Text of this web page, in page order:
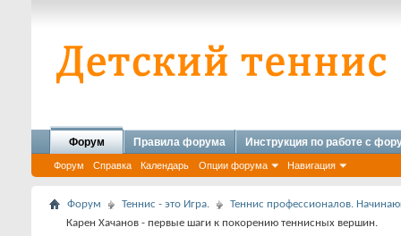
Форум
Форум Справка Календарь Опции форума Навигация
Правила форума Инструкция по работе с
Форум Теннис - это Игра.
Теннис профессионалов.
Карен Хачанов - первые шаги к покорению теннисных вершин.